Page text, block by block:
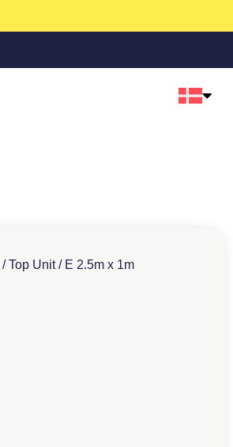
/Top Unit/ E 2.5m x 1m